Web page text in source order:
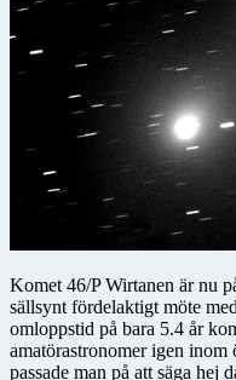
Komet 46/P Wirtanen är nu
sällsynt fördelaktigt möte
omloppstid på bara 5.4 år
amatörastronomer igen
passade man på att säga hej